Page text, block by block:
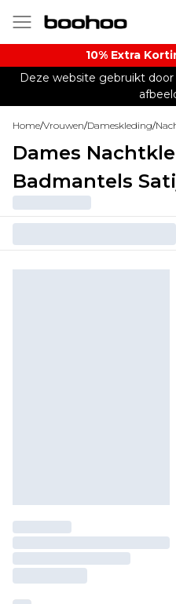
10% Extra
Deze website gebruikt
Home/Vrouwen/Dameskleding/
Dames
Badmantels